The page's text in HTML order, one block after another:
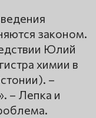
законом.
Юлий
химии в
–
– Лепка и